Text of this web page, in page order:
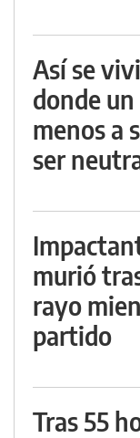
Así se
donde
menos a
ser
murió
rayo
partido
Tras 55